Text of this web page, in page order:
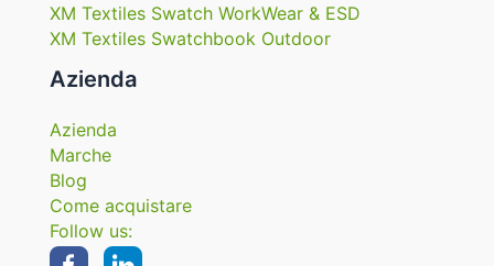
XM Textiles Swatch WorkWear & ESD
XM Textiles Swatchbook Outdoor
Azienda
Azienda
Marche
Blog
Come acquistare
Follow us: